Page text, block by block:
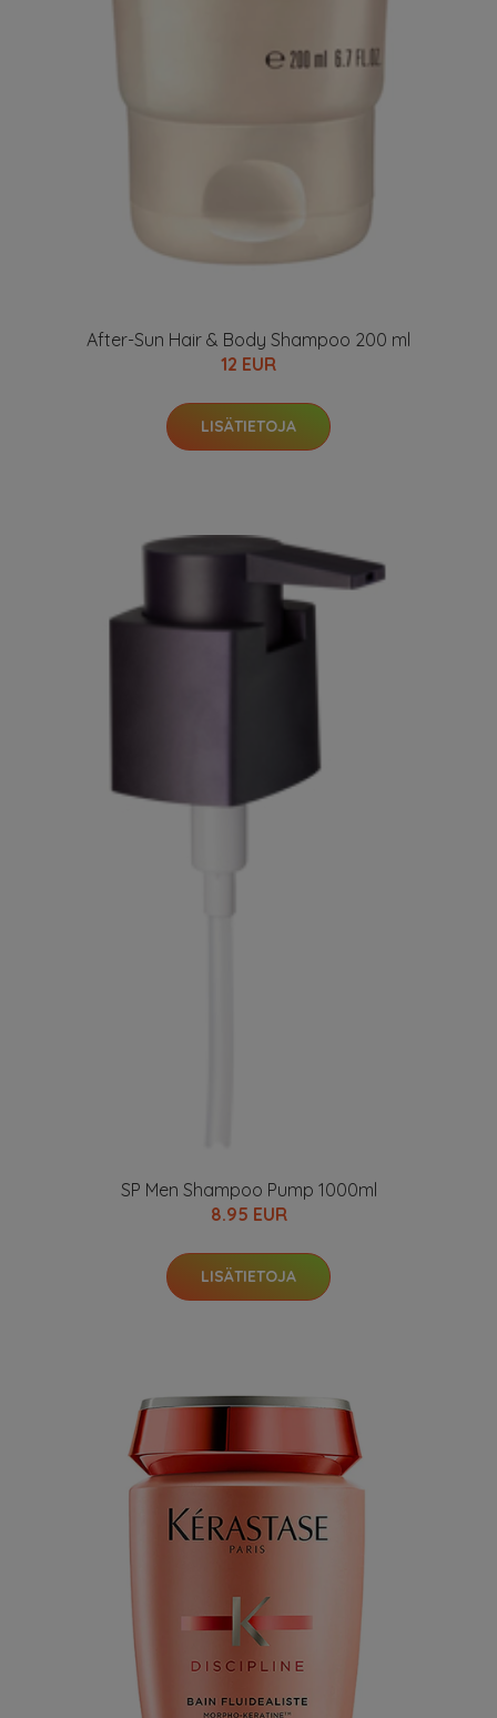
After-Sun Hair & Body Shampoo 200 ml
12 EUR
LISÄTIETOJA
SP Men Shampoo Pump 1000ml
8.95 EUR
LISÄTIETOJA